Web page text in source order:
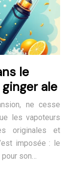
le
ale
ne cesse
les vapoteurs
originales et
imposée : le
son…